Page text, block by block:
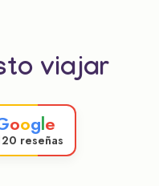
viajar
oogle
reseñas